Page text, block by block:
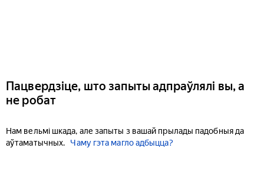
Пацвердзіце, што запыты адпраўлялі вы, а
не робат
Нам вельмі шкада, але запыты з вашай прылады падобныя да
аўтаматычных.
Чаму гэта магло адбыцца?